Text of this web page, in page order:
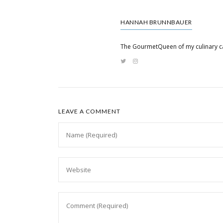
HANNAH BRUNNBAUER
The GourmetQueen of my culinary
LEAVE A COMMENT